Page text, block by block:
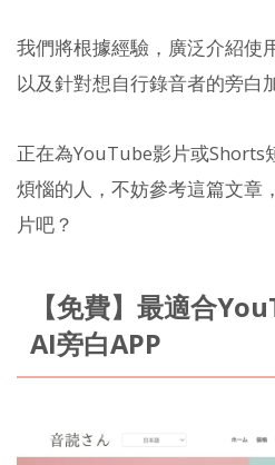
我們將根據經驗，廣泛介紹使
以及針對想自行錄音者的旁白
正在為YouTube影片或Shorts
煩惱的人，不妨參考這篇文章
片吧？
【免費】最適合
AI旁白APP